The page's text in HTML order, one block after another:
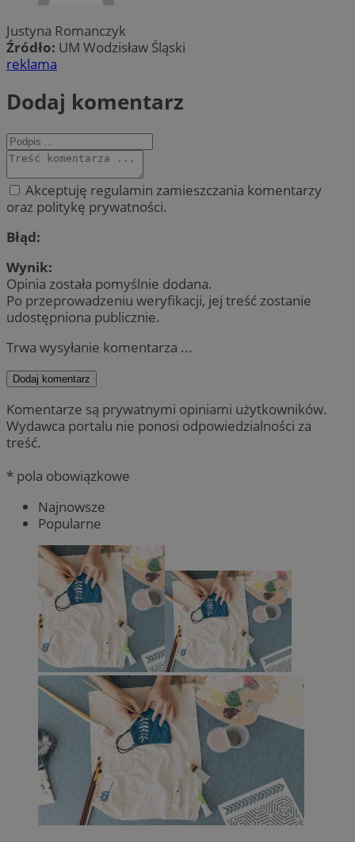
Justyna Romanczyk
Źródło: UM Wodzisław Śląski
reklama
Dodaj komentarz
Akceptuję regulamin zamieszczania komentarzy
oraz politykę prywatności.
Błąd:
Wynik:
Opinia została pomyślnie dodana.
Po przeprowadzeniu weryfikacji, jej treść zostanie
udostępniona publicznie.
Trwa wysyłanie komentarza ...
Dodaj komentarz
Komentarze są prywatnymi opiniami użytkowników.
Wydawca portalu nie ponosi odpowiedzialności za
treść.
* pola obowiązkowe
Najnowsze
Popularne